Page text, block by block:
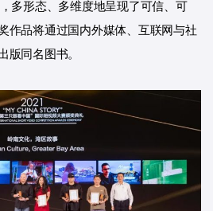
多形态、多维度地呈现了可信、可
作品将通过国内外媒体、互联网与社
版同名图书。